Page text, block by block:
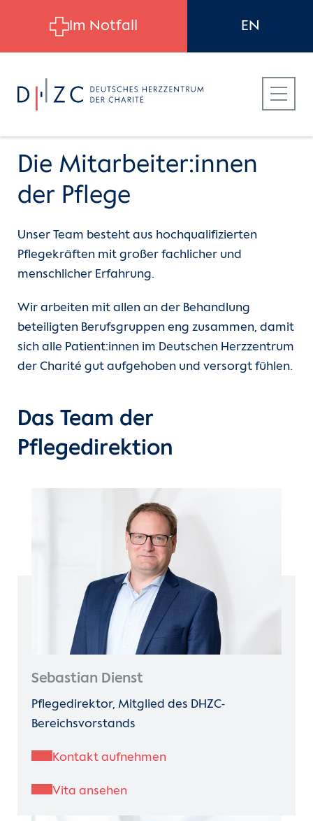
Für Zuweiser:innen
Unsere Kliniken
Einheiten
Pflegedienst
Team(current)
Intensivstationen
Kindernormal- und -intensivstationen
Transplantstation
Ambulanzen
Magnet
Medizinisches Versorgungszentrum
(MVZ)
Program (SHIP)
Kardiovaskuläre Telemedizin
Kardiovaskuläre Bildgebung
Psychokardiologie
Entwicklungspädiatrie
Für Patient:innen
Für Zuweiser:innen
Karriere
Internationale Patienten
Einblicke
Zur Seite der Charité
Die Mitarbeiter:innen
der Pflege
Unser Team besteht aus hochqualifizierten
Pflegekräften mit großer fachlicher und
menschlicher Erfahrung.
Wir arbeiten mit allen an der Behandlung
beteiligten Berufsgruppen eng zusammen, damit
sich alle Patient:innen im Deutschen Herzzentrum
der Charité gut aufgehoben und versorgt fühlen.
Das Team der
Pflegedirektion
Sebastian Dienst
Pflegedirektor, Mitglied des DHZC-
Bereichsvorstands
Kontakt aufnehmen
Vita ansehen
Im Notfall EN